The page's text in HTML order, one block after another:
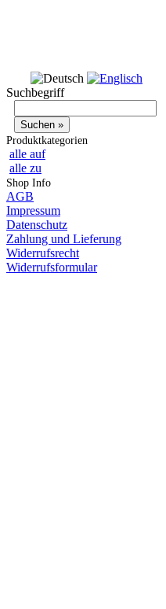
Suchbegriff
Produktkategorien
alle auf
alle zu
Shop Info
AGB
Impressum
Datenschutz
Zahlung und Lieferung
Widerrufsrecht
Widerrufsformular